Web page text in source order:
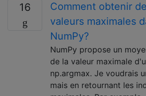
16
Comment obtenir
valeurs maximales
NumPy?
NumPy propose un
de la valeur maximale
np.argmax. Je voudrais
mais en retournant les